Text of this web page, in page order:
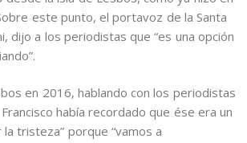
este punto, el portavoz de la Santa
dijo a los periodistas que “es una opción
en 2016, hablando con los periodistas
había recordado que ése era un
tristeza” porque “vamos a